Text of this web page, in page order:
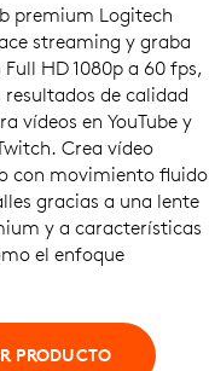
premium Logitech
streaming y graba
HD 1080p a 60 fps,
resultados de calidad
vídeos en YouTube y
Crea vídeo
con movimiento fluido
gracias a una lente
y a características
el enfoque
PRODUCTO